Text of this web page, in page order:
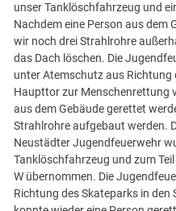
unser Tanklöschfahrzeug und
Nachdem eine Person aus dem
wir noch drei Strahlrohre
das Dach löschen. Die
unter Atemschutz aus
Haupttor zur Menschenrettung
aus dem Gebäude gerettet
Strahlrohre aufgebaut werden.
Neustädter Jugendfeuerwehr
Tanklöschfahrzeug und zum
W übernommen. Die
Richtung des Skateparks in den